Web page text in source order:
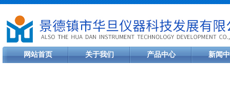
网站首页 关于我们 产品中心 新闻